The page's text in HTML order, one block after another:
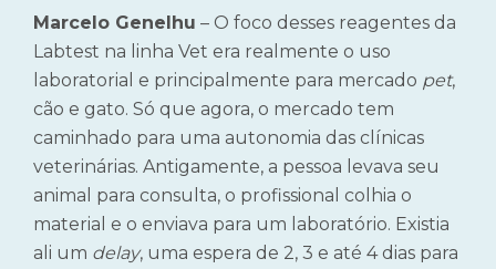
Marcelo Genelhu – O foco desses reagentes da
Labtest na linha Vet era realmente o uso
laboratorial e principalmente para mercado pet,
cão e gato. Só que agora, o mercado tem
caminhado para uma autonomia das clínicas
veterinárias. Antigamente, a pessoa levava seu
animal para consulta, o profissional colhia o
material e o enviava para um laboratório. Existia
ali um delay, uma espera de 2, 3 e até 4 dias para